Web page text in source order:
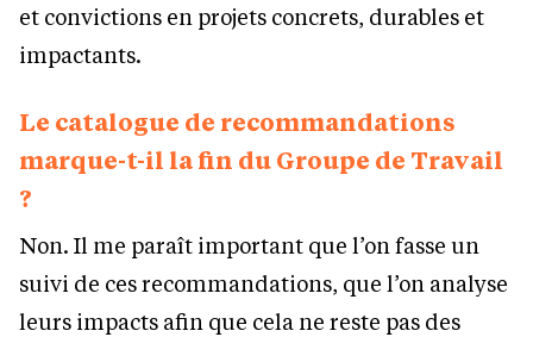
et convictions en projets concrets, durables et
impactants.
Le catalogue de recommandations
marque-t-il la fin du Groupe de Travail
?
Non. Il me paraît important que l’on fasse un
suivi de ces recommandations, que l’on analyse
leurs impacts afin que cela ne reste pas des